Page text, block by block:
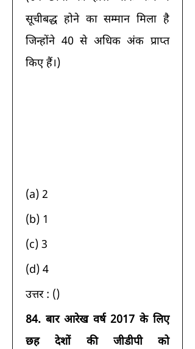
सूचीबद्ध होने का सम्मान मिला है
जिन्होंने 40 से अधिक अंक प्राप्त
किए हैं।)
(a) 2
(b) 1
(c) 3
(d) 4
उत्तर : ()
84. बार आरेख वर्ष 2017 के लिए
छह देशों की जीडीपी को